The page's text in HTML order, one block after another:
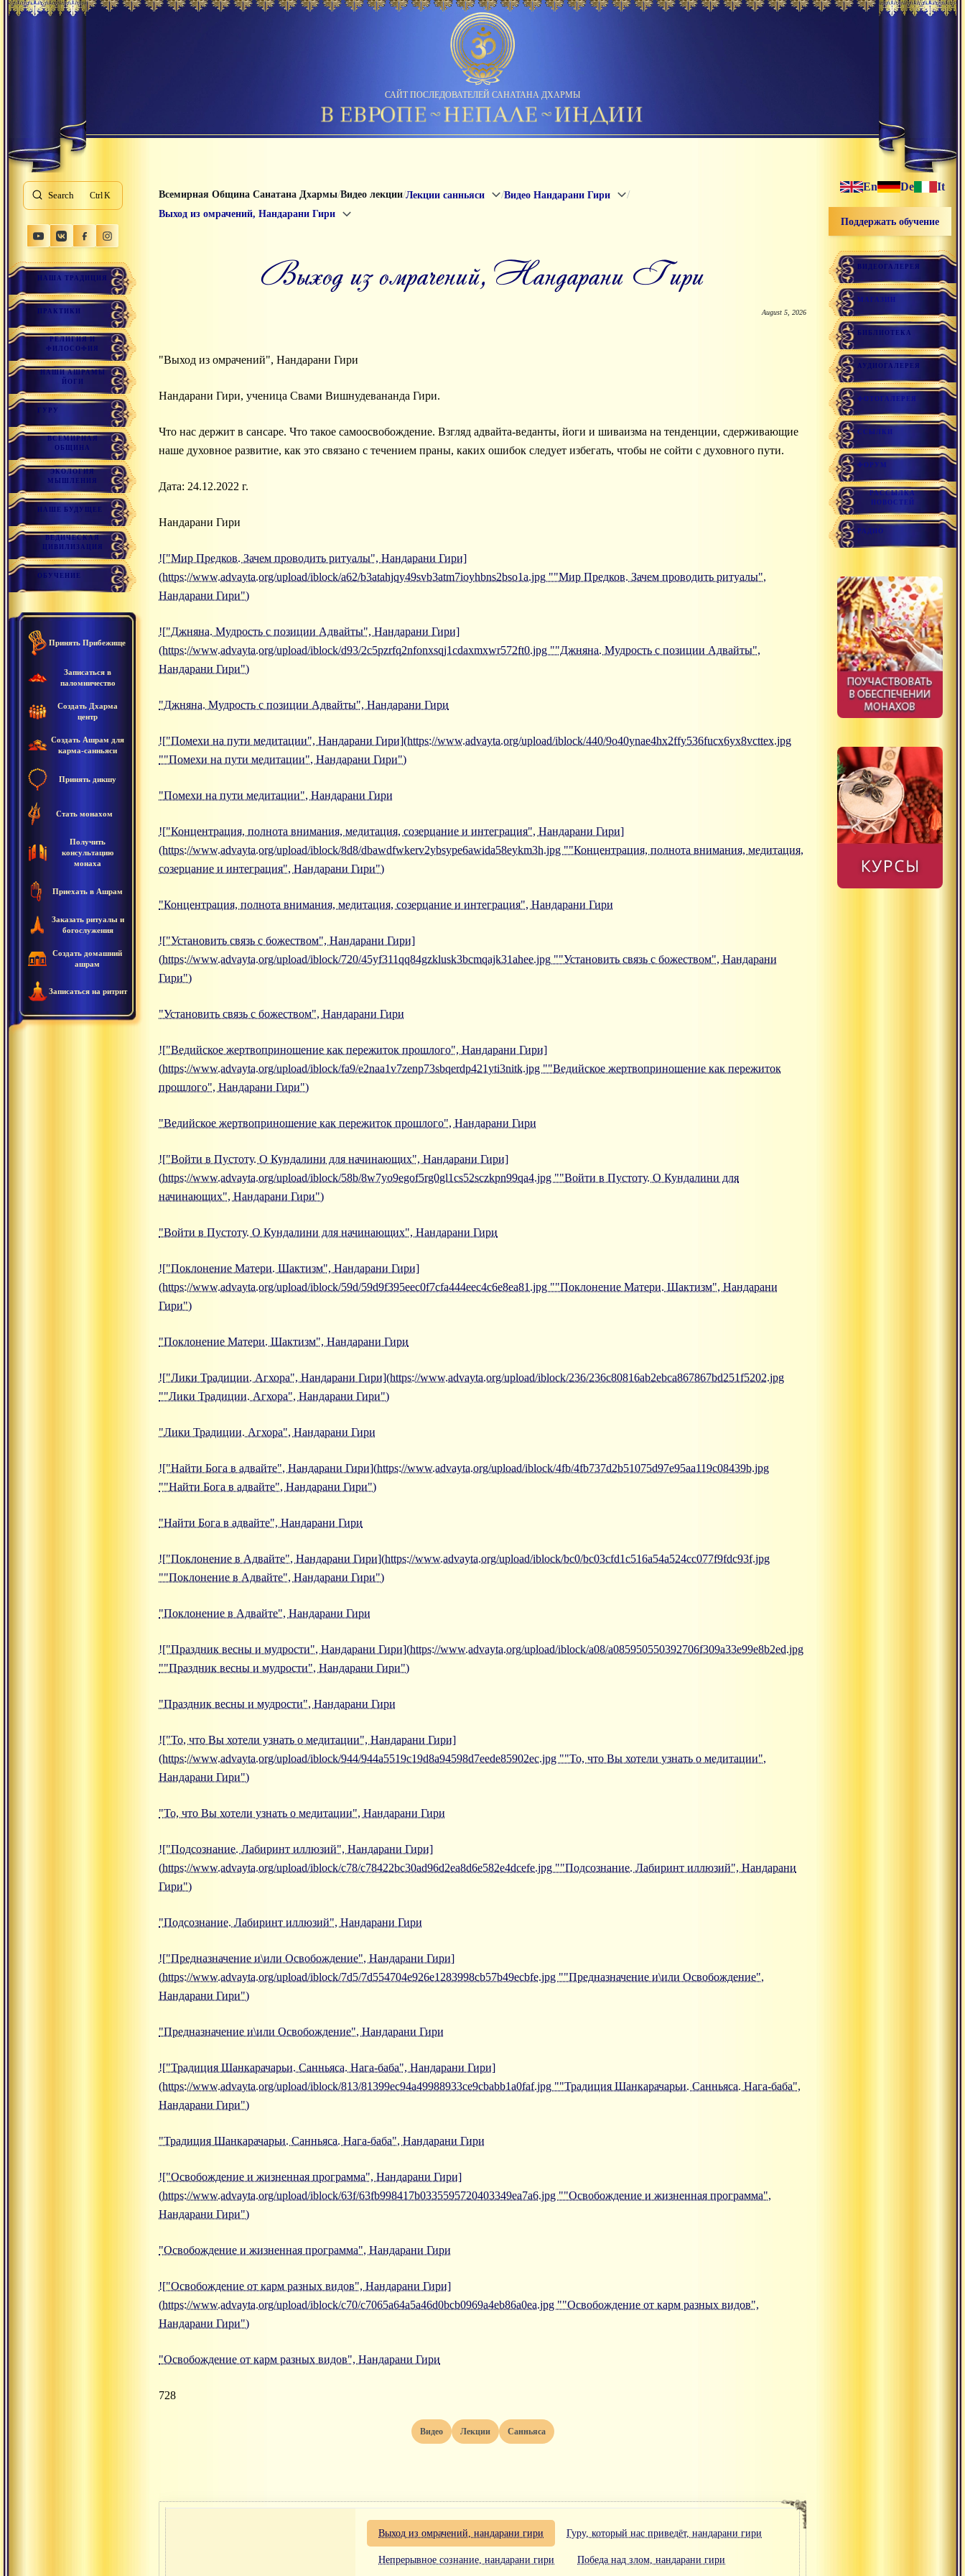
САЙТ ПОСЛЕДОВАТЕЛЕЙ САНАТАНА ДХАРМЫ
Search K
НАША ТРАДИЦИЯ
ПРАКТИКИ
РЕЛИГИЯ И
ФИЛОСОФИЯ
НАШИ АШРАМЫ
ЙОГИ
ГУРУ
ВСЕМИРНАЯ
ОБЩИНА
ЭКОЛОГИЯ
МЫШЛЕНИЯ
НАШЕ БУДУЩЕЕ
ВЕДИЧЕСКАЯ
ЦИВИЛИЗАЦИЯ
ОБУЧЕНИЕ
Принять Прибежище
Записаться в
паломничество
Создать Дхарма
центр
Создать Ашрам для
карма-санньяси
Принять дикшу
Стать монахом
Получить
консультацию
монаха
Приехать в Ашрам
Заказать ритуалы и
богослужения
Создать домашний
ашрам
Записаться на ритрит
Всемирная Община Санатана Дхармы/Видео лекции/Лекции санньяси /Видео Нандарани Гири /
Выход из омрачений, Нандарани Гири
Выход из омрачений, Нандарани Гири
August 5, 2026
"Выход из омрачений", Нандарани Гири
Нандарани Гири, ученица Свами Вишнудевананда Гири.
Что нас держит в сансаре. Что такое самоосвобождение. Взгляд адвайта-веданты, йоги и шиваизма на тенденции, сдерживающие
наше духовное развитие, как это связано с течением праны, каких ошибок следует избегать, чтобы не сойти с духовного пути.
Дата: 24.12.2022 г.
Нандарани Гири
!["Мир Предков. Зачем проводить ритуалы", Нандарани Гири]
(https://www.advayta.org/upload/iblock/a62/b3atahjqy49svb3atm7ioyhbns2bso1a.jpg ""Мир Предков. Зачем проводить ритуалы",
Нандарани Гири")
!["Джняна. Мудрость с позиции Адвайты", Нандарани Гири]
(https://www.advayta.org/upload/iblock/d93/2c5pzrfq2nfonxsqj1cdaxmxwr572ft0.jpg ""Джняна. Мудрость с позиции Адвайты",
Нандарани Гири")
"Джняна. Мудрость с позиции Адвайты", Нандарани Гири
!["Помехи на пути медитации", Нандарани Гири](https://www.advayta.org/upload/iblock/440/9o40ynae4hx2ffy536fucx6yx8vcttex.jpg
""Помехи на пути медитации", Нандарани Гири")
"Помехи на пути медитации", Нандарани Гири
!["Концентрация, полнота внимания, медитация, созерцание и интеграция", Нандарани Гири]
(https://www.advayta.org/upload/iblock/8d8/dbawdfwkerv2ybsype6awida58eykm3h.jpg ""Концентрация, полнота внимания, медитация,
созерцание и интеграция", Нандарани Гири")
"Концентрация, полнота внимания, медитация, созерцание и интеграция", Нандарани Гири
!["Установить связь с божеством", Нандарани Гири]
(https://www.advayta.org/upload/iblock/720/45yf311qq84gzklusk3bcmqajk31ahee.jpg ""Установить связь с божеством", Нандарани
Гири")
"Установить связь с божеством", Нандарани Гири
!["Ведийское жертвоприношение как пережиток прошлого", Нандарани Гири]
(https://www.advayta.org/upload/iblock/fa9/e2naa1v7zenp73sbqerdp421yti3nitk.jpg ""Ведийское жертвоприношение как пережиток
прошлого", Нандарани Гири")
"Ведийское жертвоприношение как пережиток прошлого", Нандарани Гири
!["Войти в Пустоту. О Кундалини для начинающих", Нандарани Гири]
(https://www.advayta.org/upload/iblock/58b/8w7yo9egof5rg0gl1cs52sczkpn99qa4.jpg ""Войти в Пустоту. О Кундалини для
начинающих", Нандарани Гири")
"Войти в Пустоту. О Кундалини для начинающих", Нандарани Гири
!["Поклонение Матери. Шактизм", Нандарани Гири]
(https://www.advayta.org/upload/iblock/59d/59d9f395eec0f7cfa444eec4c6e8ea81.jpg ""Поклонение Матери. Шактизм", Нандарани
Гири")
"Поклонение Матери. Шактизм", Нандарани Гири
!["Лики Традиции. Агхора", Нандарани Гири](https://www.advayta.org/upload/iblock/236/236c80816ab2ebca867867bd251f5202.jpg
""Лики Традиции. Агхора", Нандарани Гири")
"Лики Традиции. Агхора", Нандарани Гири
!["Найти Бога в адвайте", Нандарани Гири](https://www.advayta.org/upload/iblock/4fb/4fb737d2b51075d97e95aa119c08439b.jpg
""Найти Бога в адвайте", Нандарани Гири")
"Найти Бога в адвайте", Нандарани Гири
!["Поклонение в Адвайте", Нандарани Гири](https://www.advayta.org/upload/iblock/bc0/bc03cfd1c516a54a524cc077f9fdc93f.jpg
""Поклонение в Адвайте", Нандарани Гири")
"Поклонение в Адвайте", Нандарани Гири
!["Праздник весны и мудрости", Нандарани Гири](https://www.advayta.org/upload/iblock/a08/a085950550392706f309a33e99e8b2ed.jpg
""Праздник весны и мудрости", Нандарани Гири")
"Праздник весны и мудрости", Нандарани Гири
!["То, что Вы хотели узнать о медитации", Нандарани Гири]
(https://www.advayta.org/upload/iblock/944/944a5519c19d8a94598d7eede85902ec.jpg ""То, что Вы хотели узнать о медитации",
Нандарани Гири")
"То, что Вы хотели узнать о медитации", Нандарани Гири
!["Подсознание. Лабиринт иллюзий", Нандарани Гири]
(https://www.advayta.org/upload/iblock/c78/c78422bc30ad96d2ea8d6e582e4dcefe.jpg ""Подсознание. Лабиринт иллюзий", Нандарани
Гири")
"Подсознание. Лабиринт иллюзий", Нандарани Гири
!["Предназначение и\или Освобождение", Нандарани Гири]
(https://www.advayta.org/upload/iblock/7d5/7d554704e926e1283998cb57b49ecbfe.jpg ""Предназначение и\или Освобождение",
Нандарани Гири")
"Предназначение и\или Освобождение", Нандарани Гири
!["Традиция Шанкарачарьи. Санньяса. Нага-баба", Нандарани Гири]
(https://www.advayta.org/upload/iblock/813/81399ec94a49988933ce9cbabb1a0faf.jpg ""Традиция Шанкарачарьи. Санньяса. Нага-баба",
Нандарани Гири")
"Традиция Шанкарачарьи. Санньяса. Нага-баба", Нандарани Гири
!["Освобождение и жизненная программа", Нандарани Гири]
(https://www.advayta.org/upload/iblock/63f/63fb998417b0335595720403349ea7a6.jpg ""Освобождение и жизненная программа",
Нандарани Гири")
"Освобождение и жизненная программа", Нандарани Гири
!["Освобождение от карм разных видов", Нандарани Гири]
(https://www.advayta.org/upload/iblock/c70/c7065a64a5a46d0bcb0969a4eb86a0ea.jpg ""Освобождение от карм разных видов",
Нандарани Гири")
"Освобождение от карм разных видов", Нандарани Гири
728
Видео Лекции Санньяса
Выход из омрачений, нандарани гири Гуру, который нас приведёт, нандарани гири
Непрерывное сознание, нандарани гири Победа над злом, нандарани гири
En De It
Поддержать обучение
ВИДЕОГАЛЕРЕЯ
МАГАЗИН
БИБЛИОТЕКА
АУДИОГАЛЕРЕЯ
ФОТОГАЛЕРЕЯ
ССЫЛКИ
ФОРУМ
РАССЫЛКА
НОВОСТЕЙ
РАДИО